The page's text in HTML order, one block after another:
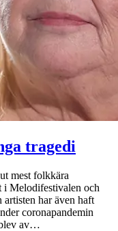
tragedi
mest folkkära
i Melodifestivalen och
har även haft
coronapandemin
av…